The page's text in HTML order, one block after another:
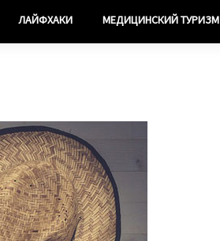
ЛАЙФХАКИ МЕДИЦИНСКИЙ ТУРИЗМ